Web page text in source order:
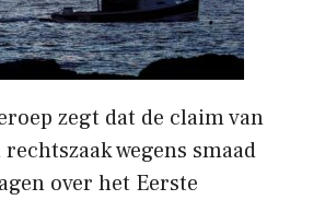
zegt dat de claim van
wegens smaad
over het Eerste